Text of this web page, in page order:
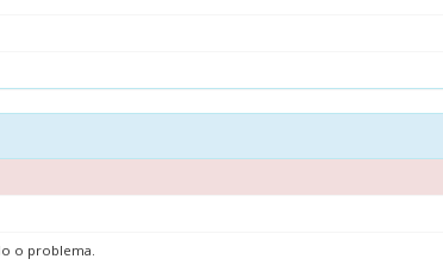
o problema.